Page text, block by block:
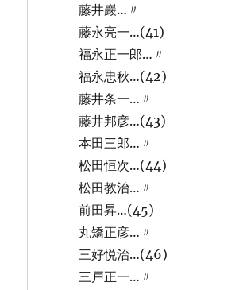
藤井巖…〃
藤永亮一…(41)
福永正一郎…〃
福永忠秋…(42)
藤井条一…〃
藤井邦彦…(43)
本田三郎…〃
松田恒次…(44)
松田教治…〃
前田昇…(45)
丸矯正彦…〃
三好悦治…(46)
三戸正一…〃